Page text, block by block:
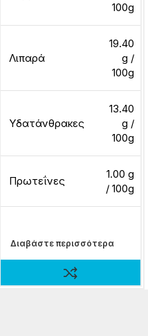
100g
Λιπαρά
19.40
g /
100g
Υδατάνθρακες
13.40
g /
100g
Πρωτεΐνες
1.00 g
/ 100g
Διαβάστε περισσότερα